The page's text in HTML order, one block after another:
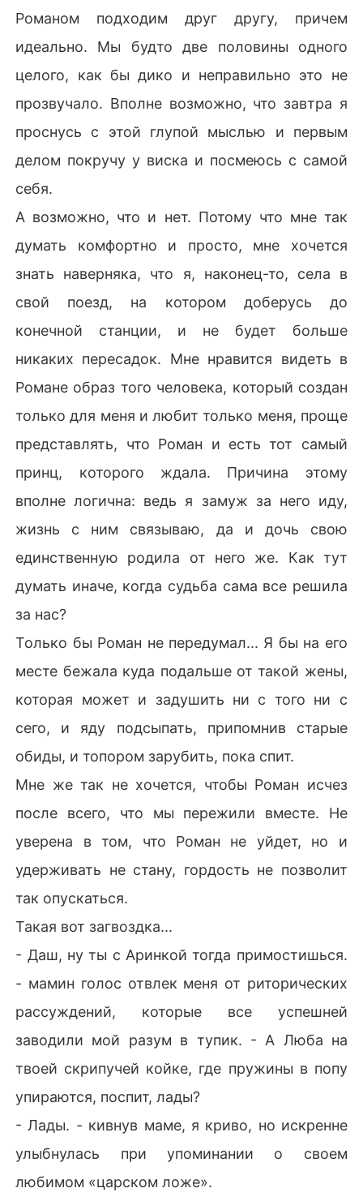
Романом подходим друг другу, причем
идеально. Мы будто две половины одного
целого, как бы дико и неправильно это не
прозвучало. Вполне возможно, что завтра я
проснусь с этой глупой мыслью и первым
делом покручу у виска и посмеюсь с самой
себя.
А возможно, что и нет. Потому что мне так
думать комфортно и просто, мне хочется
знать наверняка, что я, наконец-то, села в
свой поезд, на котором доберусь до
конечной станции, и не будет больше
никаких пересадок. Мне нравится видеть в
Романе образ того человека, который создан
только для меня и любит только меня, проще
представлять, что Роман и есть тот самый
принц, которого ждала. Причина этому
вполне логична: ведь я замуж за него иду,
жизнь с ним связываю, да и дочь свою
единственную родила от него же. Как тут
думать иначе, когда судьба сама все решила
за нас?
Только бы Роман не передумал... Я бы на его
месте бежала куда подальше от такой жены,
которая может и задушить ни с того ни с
сего, и яду подсыпать, припомнив старые
обиды, и топором зарубить, пока спит.
Мне же так не хочется, чтобы Роман исчез
после всего, что мы пережили вместе. Не
уверена в том, что Роман не уйдет, но и
удерживать не стану, гордость не позволит
так опускаться.
Такая вот загвоздка...
- Даш, ну ты с Аринкой тогда примостишься.
- мамин голос отвлек меня от риторических
рассуждений, которые все успешней
заводили мой разум в тупик. - А Люба на
твоей скрипучей койке, где пружины в попу
упираются, поспит, лады?
- Лады. - кивнув маме, я криво, но искренне
улыбнулась при упоминании о своем
любимом «царском ложе».